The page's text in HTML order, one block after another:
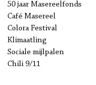
50 jaar Masereelfonds
Café Masereel
Colora Festival
Klimaatling
Sociale mijlpalen
Chili 9/11